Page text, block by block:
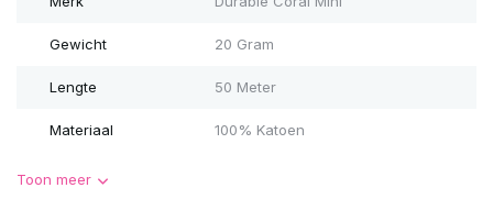
Gewicht 20 Gram
Lengte 50 Meter
Materiaal 100% Katoen
Toon meer